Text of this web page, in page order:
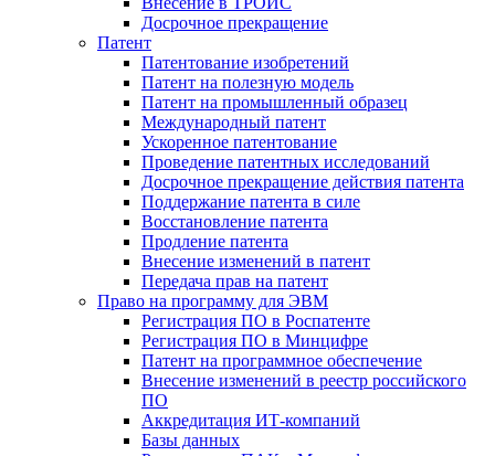
Досрочное прекращение
Патент
Патентование изобретений
Патент на полезную модель
Патент на промышленный образец
Международный патент
Ускоренное патентование
Проведение патентных исследований
Досрочное прекращение действия патента
Поддержание патента в силе
Восстановление патента
Продление патента
Внесение изменений в патент
Передача прав на патент
Право на программу для ЭВМ
Регистрация ПО в Роспатенте
Регистрация ПО в Минцифре
Патент на программное обеспечение
Внесение изменений в реестр российского
ПО
Аккредитация ИТ-компаний
Базы данных